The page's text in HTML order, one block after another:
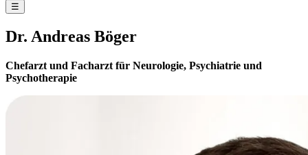
☰
Dr. Andreas Böger
Chefarzt und Facharzt für Neurologie, Psychiatrie und
Psychotherapie